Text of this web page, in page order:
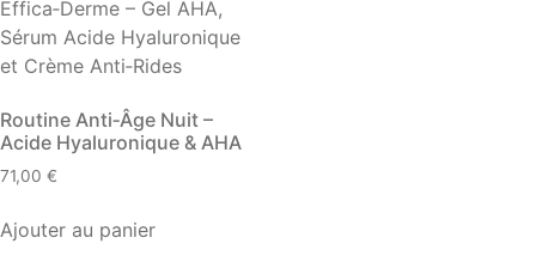
Routine Anti‑Âge Nuit –
Acide Hyaluronique & AHA
71,00 €
Ajouter au panier